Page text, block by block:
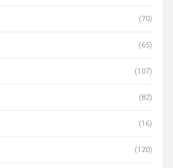
(70)
(65)
(107)
(82)
(16)
(120)